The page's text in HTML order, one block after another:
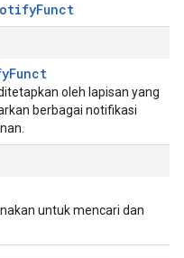
oleh lapisan yang
berbagai notifikasi
untuk mencari dan